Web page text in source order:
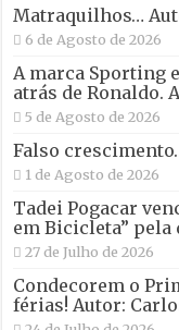
Matraquilhos…
6 de Agosto de 2026
A marca Sporting
atrás de Ronaldo.
5 de Agosto de 2026
Falso
1 de Agosto de 2026
Tadei Pogacar
em Bicicleta” pela
27 de Julho de 2026
Condecorem o
férias! Autor: